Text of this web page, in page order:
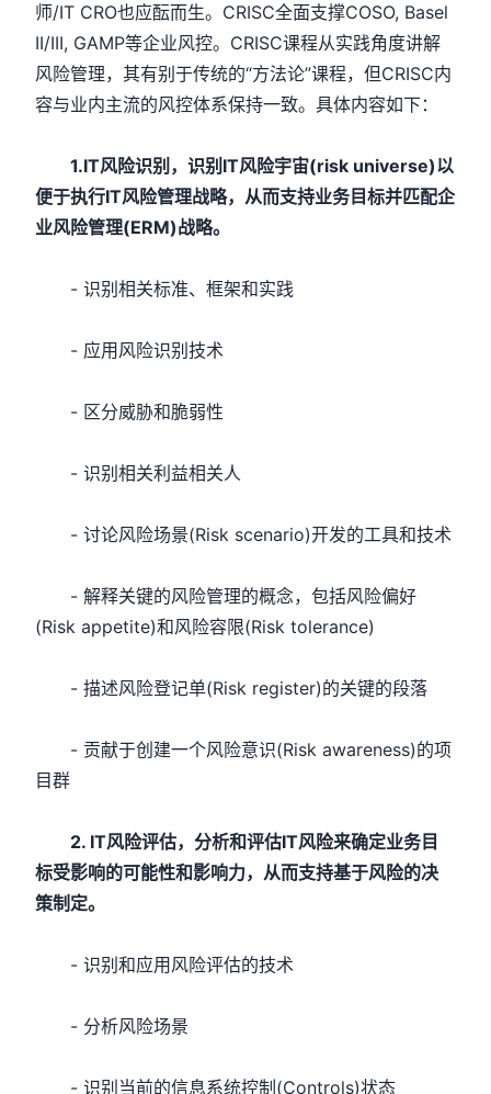
师/IT CRO也应酝而生。CRISC全面支撑COSO, Basel
II/III, GAMP等企业风控。CRISC课程从实践角度讲解
风险管理，其有别于传统的“方法论”课程，但CRISC内
容与业内主流的风控体系保持一致。具体内容如下：
1.IT风险识别，识别IT风险宇宙(risk universe)以
便于执行IT风险管理战略，从而支持业务目标并匹配企
业风险管理(ERM)战略。
- 识别相关标准、框架和实践
- 应用风险识别技术
- 区分威胁和脆弱性
- 识别相关利益相关人
- 讨论风险场景(Risk scenario)开发的工具和技术
- 解释关键的风险管理的概念，包括风险偏好
(Risk appetite)和风险容限(Risk tolerance)
- 描述风险登记单(Risk register)的关键的段落
- 贡献于创建一个风险意识(Risk awareness)的项
目群
2. IT风险评估，分析和评估IT风险来确定业务目
标受影响的可能性和影响力，从而支持基于风险的决
策制定。
- 识别和应用风险评估的技术
- 分析风险场景
- 识别当前的信息系统控制(Controls)状态